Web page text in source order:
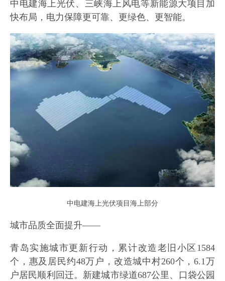
中电建海上光伏、三峡海上风电等新能源大项目加
快布局，电力保障更可靠、更绿色、更智能。
中电建海上光伏项目海上部分
城市品质全面提升——
青岛实施城市更新行动，累计改造老旧小区1584
个，惠及居民约48万户，改造城中村260个，6.1万
户居民顺利回迁。新建城市绿道687公里、口袋公园